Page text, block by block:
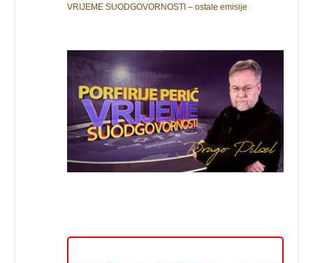
VRIJEME SUODGOVORNOSTI – ostale emisije